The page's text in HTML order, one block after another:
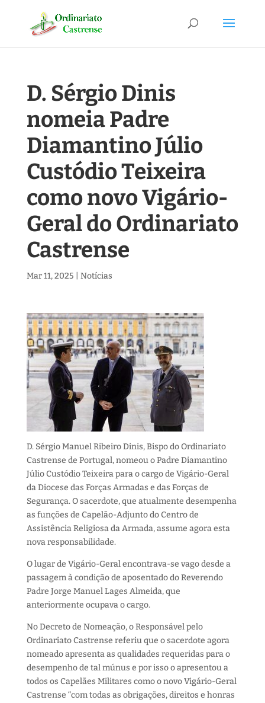
D. Sérgio Dinis
nomeia Padre
Diamantino Júlio
Custódio Teixeira
como novo Vigário-
Geral do Ordinariato
Castrense
Mar 11, 2025 Notícias
D. Sérgio Manuel Ribeiro Dinis, Bispo do Ordinariato
Castrense de Portugal, nomeou o Padre Diamantino
Júlio Custódio Teixeira para o cargo de Vigário-Geral
da Diocese das Forças Armadas e das Forças de
Segurança. O sacerdote, que atualmente desempenha
as funções de Capelão-Adjunto do Centro de
Assistência Religiosa da Armada, assume agora esta
nova responsabilidade.
O lugar de Vigário-Geral encontrava-se vago desde a
passagem à condição de aposentado do Reverendo
Padre Jorge Manuel Lages Almeida, que
anteriormente ocupava o cargo.
No Decreto de Nomeação, o Responsável pelo
Ordinariato Castrense referiu que o sacerdote agora
nomeado apresenta as qualidades requeridas para o
desempenho de tal múnus e por isso o apresentou a
todos os Capelães Militares como o novo Vigário-Geral
Castrense “com todas as obrigações, direitos e honras